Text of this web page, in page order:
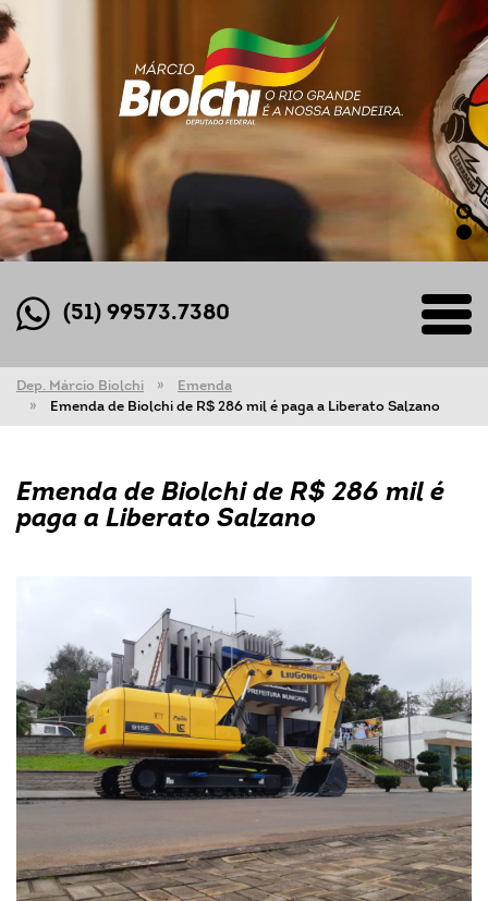
(51) 99573.7380
Dep. Márcio Biolchi
Emenda
Emenda de Biolchi de R$ 286 mil é paga a Liberato Salzano
Emenda de Biolchi de R$ 286 mil é
paga a Liberato Salzano